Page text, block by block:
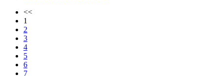
<<
1
2
3
4
5
6
7